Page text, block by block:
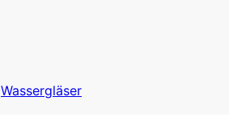
Wassergläser